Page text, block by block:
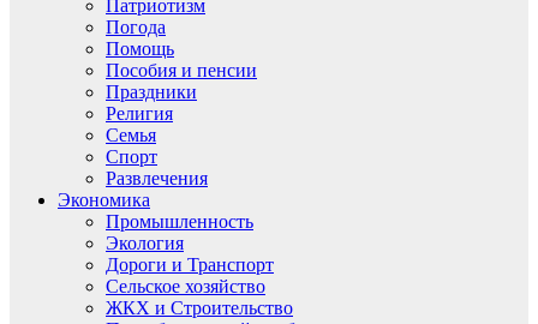
Патриотизм
Погода
Помощь
Пособия и пенсии
Праздники
Религия
Семья
Спорт
Развлечения
Экономика
Промышленность
Экология
Дороги и Транспорт
Сельское хозяйство
ЖКХ и Строительство